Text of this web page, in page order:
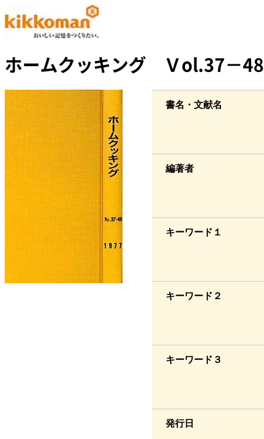
ホームクッキング Ｖol.37－
書名・文献名
編著者
キーワード１
キーワード２
キーワード３
発行日